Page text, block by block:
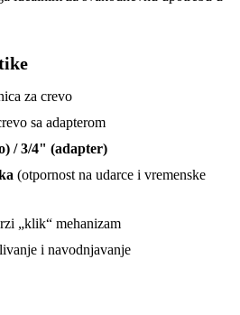
za crevo
sa adapterom
/ 3/4" (adapter)
(otpornost na udarce i vremenske
„klik“ mehanizam
i navodnjavanje